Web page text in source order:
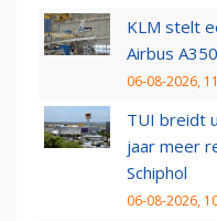
KLM stelt
Airbus
06-08-2026,
TUI breidt
jaar meer
Schiphol
06-08-2026,